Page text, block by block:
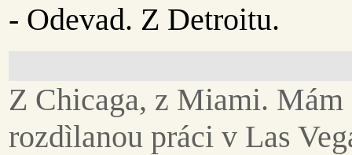
- Odevad. Z Detroitu.
Z Chicaga, z Miami.
rozdìlanou práci v Las